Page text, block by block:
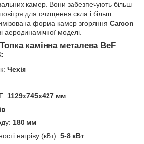
камер. Вони забезпечують більш
для очищення скла і більш
форма камер згоряння Carcon
аеродинамічної моделі.
камінна металева BeF
Чехія
1129х745х427 мм
180 мм
нагріву (кВт): 5-8 кВт